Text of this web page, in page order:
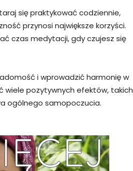
się praktykować codziennie,
przynosi największe korzyści.
czas medytacji, gdy czujesz się
i wprowadzić harmonię w
wiele pozytywnych efektów, takich
ogólnego samopoczucia.